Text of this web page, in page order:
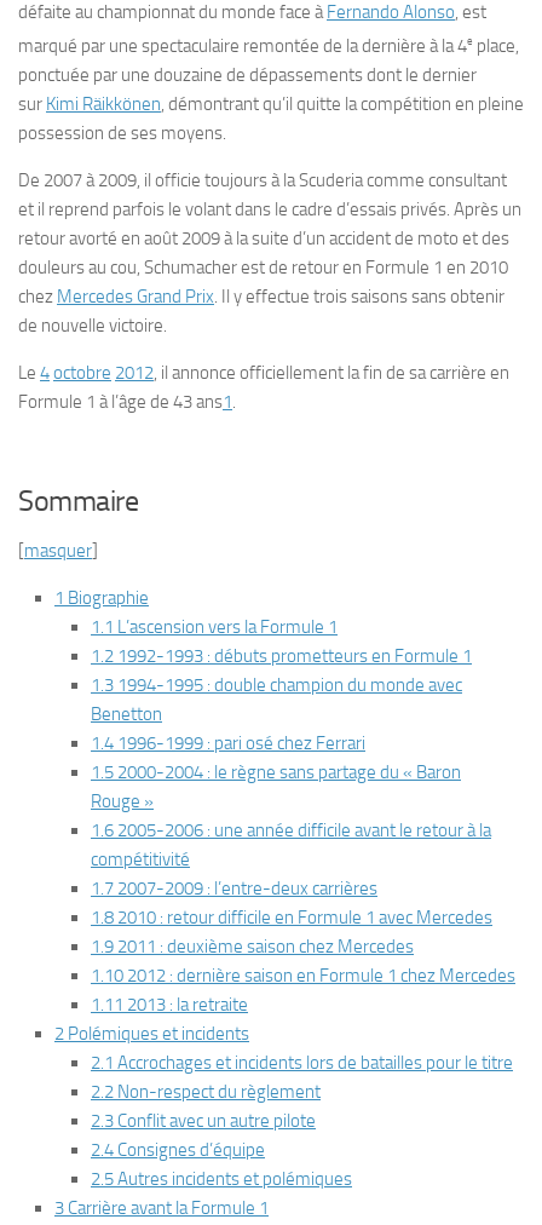
défaite au championnat du monde face àFernando Alonso, est
marqué par une spectaculaire remontée de la dernière à la 4e place,
ponctuée par une douzaine de dépassements dont le dernier
sur Kimi Räikkönen, démontrant qu’il quitte la compétition en pleine
possession de ses moyens.
De 2007 à 2009, il officie toujours à la Scuderia comme consultant
et il reprend parfois le volant dans le cadre d’essais privés. Après un
retour avorté en août 2009 à la suite d’un accident de moto et des
douleurs au cou, Schumacher est de retour en Formule 1 en 2010
chez Mercedes Grand Prix. Il y effectue trois saisons sans obtenir
de nouvelle victoire.
Le 4octobre 2012, il annonce officiellement la fin de sa carrière en
Formule 1 à l’âge de 43 ans1.
Sommaire
[masquer]
1 Biographie
1.1 L’ascension vers la Formule 1
1.2 1992-1993 : débuts prometteurs en Formule 1
1.3 1994-1995 : double champion du monde avec
Benetton
1.4 1996-1999 : pari osé chez Ferrari
1.5 2000-2004 : le règne sans partage du « Baron
Rouge »
1.6 2005-2006 : une année difficile avant le retour à la
compétitivité
1.7 2007-2009 : l’entre-deux carrières
1.8 2010 : retour difficile en Formule 1 avec Mercedes
1.9 2011 : deuxième saison chez Mercedes
1.10 2012 : dernière saison en Formule 1 chez Mercedes
1.11 2013 : la retraite
2 Polémiques et incidents
2.1 Accrochages et incidents lors de batailles pour le titre
2.2 Non-respect du règlement
2.3 Conflit avec un autre pilote
2.4 Consignes d’équipe
2.5 Autres incidents et polémiques
3 Carrière avant la Formule 1